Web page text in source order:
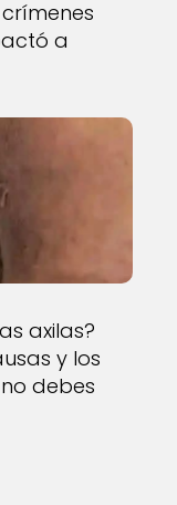
a
axilas?
y los
debes